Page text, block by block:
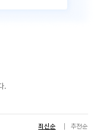
.
최신순 추천순